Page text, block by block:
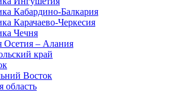
Кабардино-Балкария
Карачаево-Черкесия
Чечня
Осетия – Алания
край
Восток
область